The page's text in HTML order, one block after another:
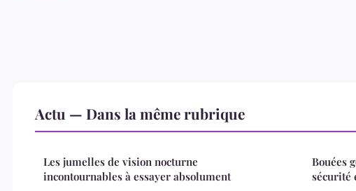
Actu — Dans la même rubrique
Les jumelles de vision nocturne
incontournables à essayer absolument
Bouées
sécurité